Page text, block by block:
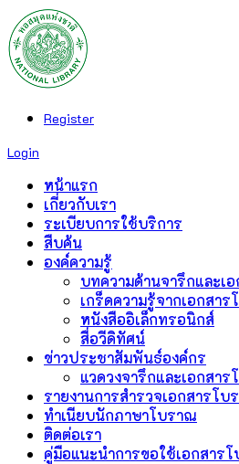
Register
Login
หน้าแรก
เกี่ยวกับเรา
ระเบียบการใช้บริการ
สืบค้น
องค์ความรู้
บทความด้านจารึกและเ
เกร็ดความรู้จากเอกสา
หนังสืออิเล็กทรอนิกส์
สื่อวีดิทัศน์
ข่าวประชาสัมพันธ์องค์กร
แวดวงจารึกและเอกสา
รายงานการสำรวจเอกสารโบ
ทำเนียบนักภาษาโบราณ
ติดต่อเรา
คู่มือแนะนำการขอใช้เอกสาร